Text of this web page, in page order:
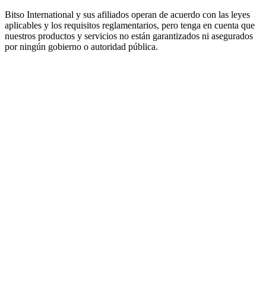
Bitso International y sus afiliados operan de acuerdo con las leyes
aplicables y los requisitos reglamentarios, pero tenga en cuenta que
nuestros productos y servicios no están garantizados ni asegurados
por ningún gobierno o autoridad pública.